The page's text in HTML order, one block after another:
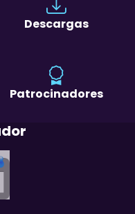
Descargas
Patrocinadores